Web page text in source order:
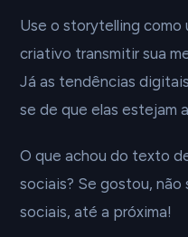
Use o storytelling como
criativo transmitir sua
Já as tendências
se de que elas estejam
O que achou do texto
sociais? Se gostou, não
sociais, até a próxima!